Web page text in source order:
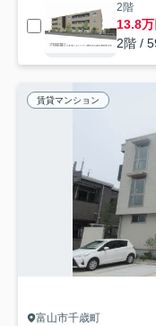
2階
13.8万
2階 /
賃貸マンション
富山市千歳町